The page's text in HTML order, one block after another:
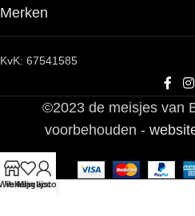
Merken
KvK: 67541585
©2023 de meisjes van
voorbehouden -
Verlanglijst
Mijn account